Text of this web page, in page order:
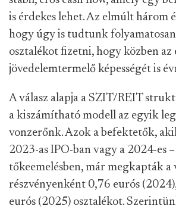
is érdekes lehet. Az elmúlt három
hogy úgy is tudtunk
osztalékot fizetni, hogy közben az
jövedelemtermelő képességét is
A válasz alapja a SZIT/REIT
a kiszámítható modell az egyik
vonzerőnk. Azok a befektetők,
2023-as IPO-ban vagy a 2024-es
tőkeemelésben, már megkapták a
részvényenként 0,76 eurós
eurós (2025) osztalékot.